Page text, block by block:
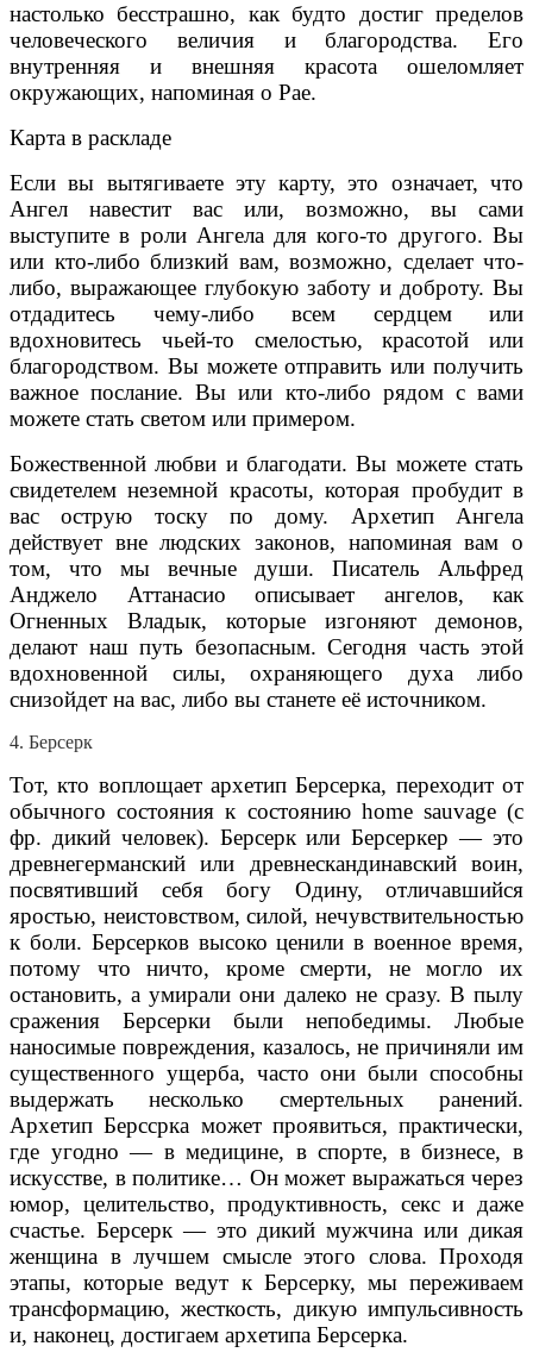
настолько бесстрашно, как будто достиг пределов
человеческого величия и благородства. Его
внутренняя и внешняя красота ошеломляет
окружающих, напоминая о Рае.
Карта в раскладе
Если вы вытягиваете эту карту, это означает, что
Ангел навестит вас или, возможно, вы сами
выступите в роли Ангела для кого-то другого. Вы
или кто-либо близкий вам, возможно, сделает что-
либо, выражающее глубокую заботу и доброту. Вы
отдадитесь чему-либо всем сердцем или
вдохновитесь чьей-то смелостью, красотой или
благородством. Вы можете отправить или получить
важное послание. Вы или кто-либо рядом с вами
можете стать светом или примером.
Божественной любви и благодати. Вы можете стать
свидетелем неземной красоты, которая пробудит в
вас острую тоску по дому. Архетип Ангела
действует вне людских законов, напоминая вам о
том, что мы вечные души. Писатель Альфред
Анджело Аттанасио описывает ангелов, как
Огненных Владык, которые изгоняют демонов,
делают наш путь безопасным. Сегодня часть этой
вдохновенной силы, охраняющего духа либо
снизойдет на вас, либо вы станете её источником.
4. Берсерк
Тот, кто воплощает архетип Берсерка, переходит от
обычного состояния к состоянию home sauvage (с
фр. дикий человек). Берсерк или Берсеркер — это
древнегерманский или древнескандинавский воин,
посвятивший себя богу Одину, отличавшийся
яростью, неистовством, силой, нечувствительностью
к боли. Берсерков высоко ценили в военное время,
потому что ничто, кроме смерти, не могло их
остановить, а умирали они далеко не сразу. В пылу
сражения Берсерки были непобедимы. Любые
наносимые повреждения, казалось, не причиняли им
существенного ущерба, часто они были способны
выдержать несколько смертельных ранений.
Архетип Берссрка может проявиться, практически,
где угодно — в медицине, в спорте, в бизнесе, в
искусстве, в политике… Он может выражаться через
юмор, целительство, продуктивность, секс и даже
счастье. Берсерк — это дикий мужчина или дикая
женщина в лучшем смысле этого слова. Проходя
этапы, которые ведут к Берсерку, мы переживаем
трансформацию, жесткость, дикую импульсивность
и, наконец, достигаем архетипа Берсерка.